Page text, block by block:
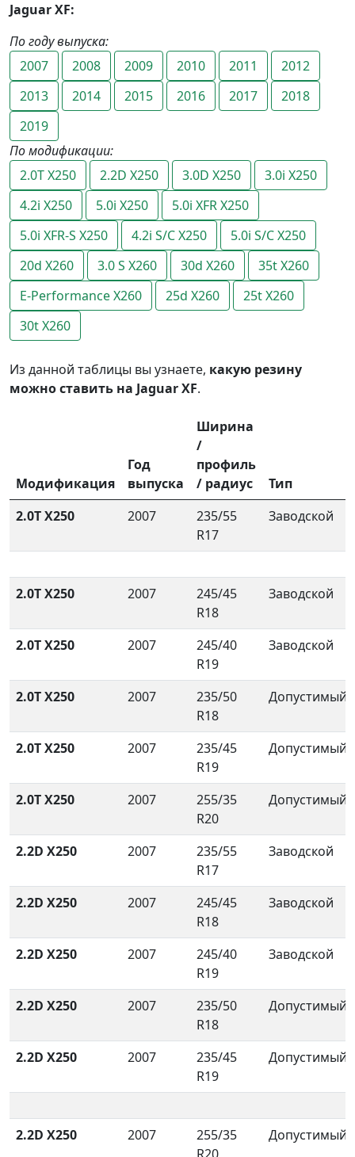
Jaguar XF:
По году выпуска:
2007
2008 2009 2010 2011
2012
2013
2014 2015 2016 2017
2018
2019
По модификации:
2.0T X250
2.2D X250 3.0D X250
3.0i X250
4.2i X250
5.0i X250
5.0i XFR X250
5.0i XFR-S X250
4.2i S/C X250
5.0i S/C X250
20d X260
3.0 S X260 30d X260
35t X260
E-Performance X260
25d X260
25t X260
30t X260
Из данной таблицы вы узнаете, какую резину
можно ставить на Jaguar XF.
Модификация
Год
выпуска
Ширина
/
профиль
/ радиус
Тип
2.0T X250
2007
235/55
R17
Заводской
2.0T X250 2007
245/45
R18
Заводской
2.0T X250 2007
245/40
R19
Заводской
2.0T X250 2007
235/50
R18
Допустимый
2.0T X250 2007
235/45
R19
Допустимый
2.0T X250 2007
255/35
R20
Допустимый
2.2D X250 2007
235/55
R17
Заводской
2.2D X250 2007
245/45
R18
Заводской
2.2D X250 2007
245/40
R19
Заводской
2.2D X250 2007
235/50
R18
Допустимый
2.2D X250 2007
235/45
R19
Допустимый
2.2D X250 2007
255/35
Допустимый